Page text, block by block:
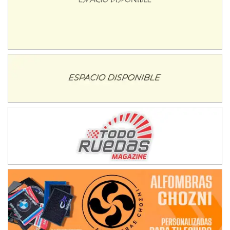
Ciudad de Trenque Lauquen (Asfalto)
ENTRERRIANO - F6 (POSTERGADA)
PATAGONICO - F6
Moto Club Reginense (Tierra)
Gral. E. Godoy (Río Negro)
CSK - F7